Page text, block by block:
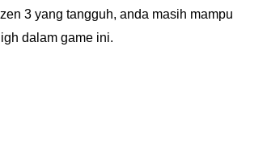
3 yang tangguh, anda masih mampu
dalam game ini.